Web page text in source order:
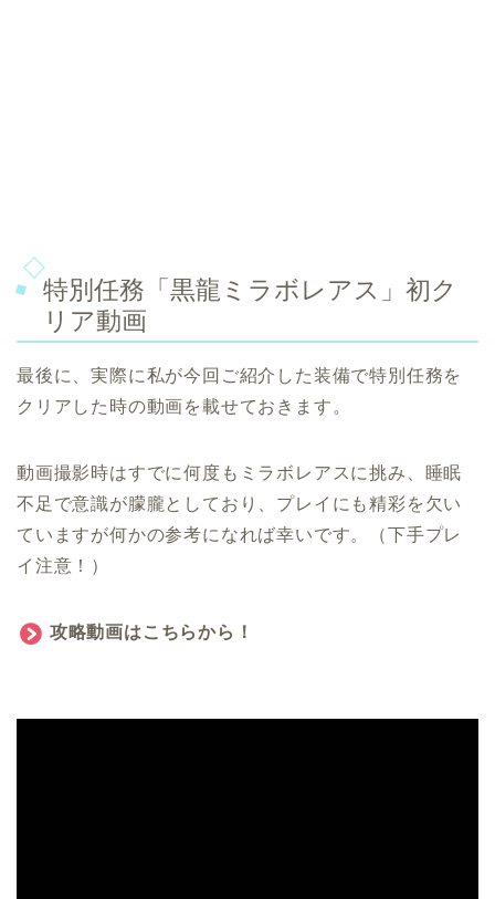
特別任務「黒龍ミラボレアス」初ク
リア動画
最後に、実際に私が今回ご紹介した装備で特別任務を
クリアした時の動画を載せておきます。
動画撮影時はすでに何度もミラボレアスに挑み、睡眠
不足で意識が朦朧としており、プレイにも精彩を欠い
ていますが何かの参考になれば幸いです。（下手プレ
イ注意！）
攻略動画はこちらから！